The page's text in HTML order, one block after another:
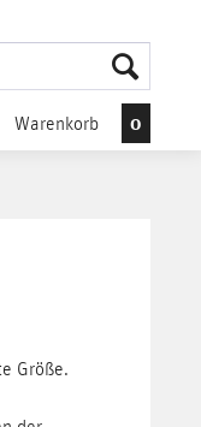
Warenkorb 0
Größe.